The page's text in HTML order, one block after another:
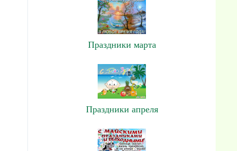
Праздники марта
Праздники апреля